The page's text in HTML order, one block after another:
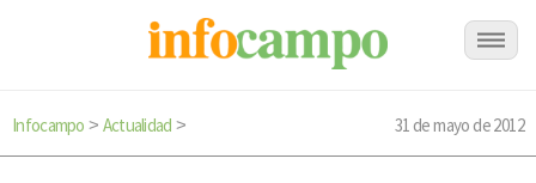
Infocampo > Actualidad > 31 de mayo de 2012